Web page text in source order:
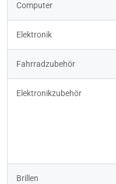
Computer
Elektronik
Fahrradzubehör
Elektronikzubehör
Brillen